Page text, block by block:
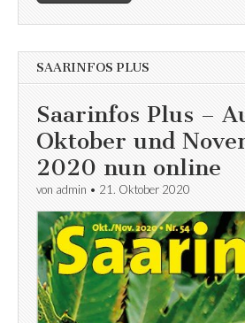
SAARINFOS PLUS
Saarinfos Plus –
Oktober und
2020 nun online
von admin • 21. Oktober 2020